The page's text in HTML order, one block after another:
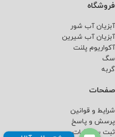
فروشگاه
آبزیان آب شور
آبزیان آب شیرین
آکواریوم پلنت
سگ
گربه
صفحات
شرایط و قوانین
پرسش و پاسخ
ثبت سفارشات